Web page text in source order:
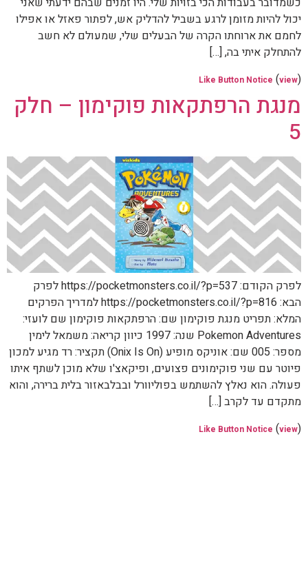
יכול להיות מזומן לרגע בשביל להדליק אש, לפתור פאזל או אפילו
לחמם את ארוחתו הקרה של הבעלים שלי, שמעולם לא חשב
להתחלק איתי בה, […]
Like Button Notice (view)
מנגת הרפתקאות פוקימון – חלק
5
לפרק הקודם: https://pocketmonsters.co.il/?p=537 לפרק
הבא: https://pocketmonsters.co.il/?p=816 למדריך הפרקים
המלא: תפריט מנגת פוקימון שם: הרפתקאות פוקימון שם לועזי:
Pokemon Adventures שנה: 1997 כיוון קריאה: משמאל לימין
מספר: 005 שם: אוניקס מופיע (Onix Is On) תקציר: רד מגיע למכון
פיוטר עם שני פוקימונים פצועים, ופיקאצ'ו שלא מוכן לשתף איתו
פעולה. הוא נאלץ להשתמש בפוליוורל ובבלבאזור בלית ברירה, והוא
מתקדם עד לקרב […]
Like Button Notice (view)